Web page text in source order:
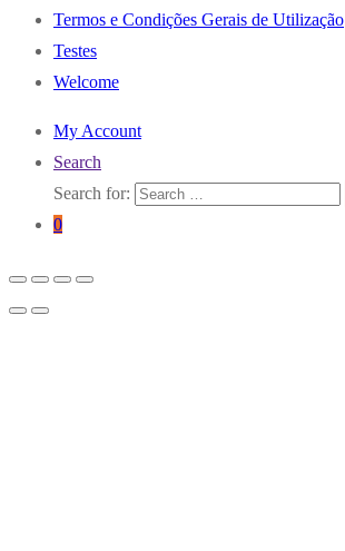
Termos e Condições Gerais de Utilização
Testes
Welcome
My Account
Search
Search for:
0